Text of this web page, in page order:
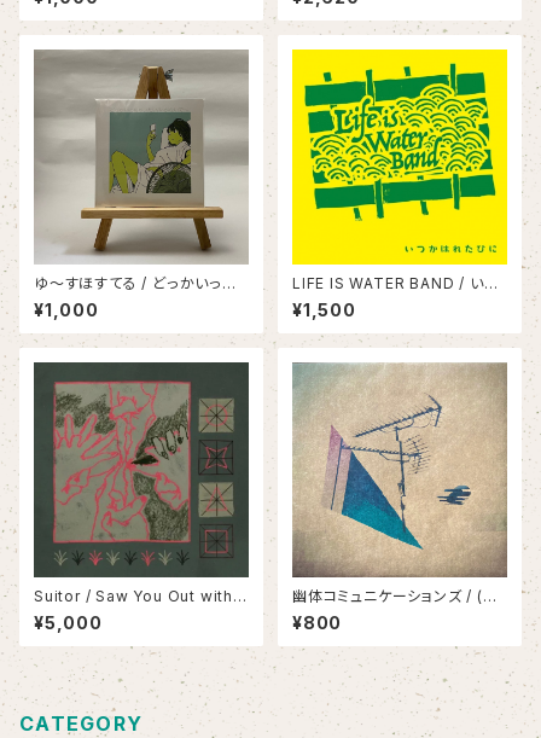
ゆ〜すほすてる / どっかいっち
ゃいたい/いかないで〜
¥1,000
LIFE IS WATER BAND / いつ
かはれたひに
¥1,500
Suitor / Saw You Out with t
he Weeds(LP)
¥5,000
幽体コミュニケーションズ / (汽
水のコピー)
¥800
CATEGORY